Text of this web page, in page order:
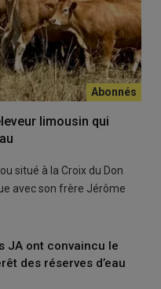
du protocole
et d’autres instituts
rapport d’étape sera
avant un rapport définitif
Varenne, au siège du
dans la plus totale
: pas un seul cas n’est
sur un total de 16
préservé » , insiste un
limousin qui
situé à la Croix du Don
avec son frère Jérôme
JA ont convaincu le
des réserves d’eau